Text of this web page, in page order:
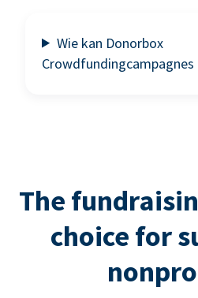
Wie kan Donorbox
Crowdfundingcampagnes
The
choice for